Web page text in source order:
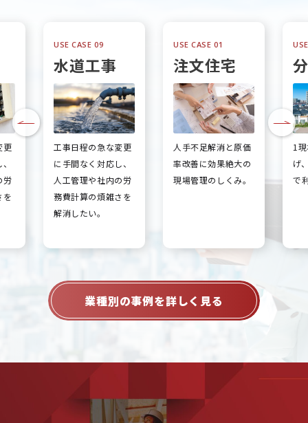
更
労
を
USE CASE 09
水道工事
工事日程の急な変更
に手間なく対応し、
人工管理や社内の労
務費計算の煩雑さを
解消したい。
USE CASE 01
注文住宅
人手不足解消と原価
率改善に効果絶大の
現場管理のしくみ。
1
げ
で
業種別の事例を詳しく見る